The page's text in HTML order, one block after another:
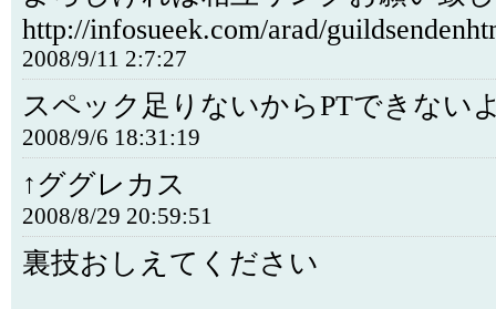
http://infosueek.com/arad/
2008/9/11 2:7:27
スペック足りないからPTできない
2008/9/6 18:31:19
↑ググレカス
2008/8/29 20:59:51
裏技おしえてください